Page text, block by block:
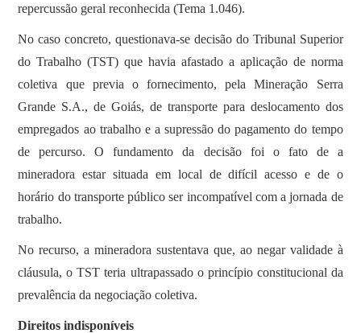
repercussão geral reconhecida (Tema 1.046).
No caso concreto, questionava-se decisão do Tribunal Superior
do Trabalho (TST) que havia afastado a aplicação de norma
coletiva que previa o fornecimento, pela Mineração Serra
Grande S.A., de Goiás, de transporte para deslocamento dos
empregados ao trabalho e a supressão do pagamento do tempo
de percurso. O fundamento da decisão foi o fato de a
mineradora estar situada em local de difícil acesso e de o
horário do transporte público ser incompatível com a jornada de
trabalho.
No recurso, a mineradora sustentava que, ao negar validade à
cláusula, o TST teria ultrapassado o princípio constitucional da
prevalência da negociação coletiva.
Direitos indisponíveis